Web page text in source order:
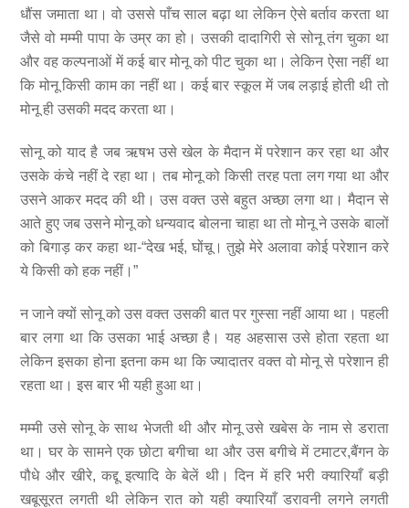
धौंस जमाता था। वो उससे पाँच साल बढ़ा था लेकिन ऐसे बर्ताव करता था
जैसे वो मम्मी पापा के उम्र का हो। उसकी दादागिरी से सोनू तंग चुका था
और वह कल्पनाओं में कई बार मोनू को पीट चुका था। लेकिन ऐसा नहीं था
कि मोनू किसी काम का नहीं था। कई बार स्कूल में जब लड़ाई होती थी तो
मोनू ही उसकी मदद करता था।
सोनू को याद है जब ऋषभ उसे खेल के मैदान में परेशान कर रहा था और
उसके कंचे नहीं दे रहा था। तब मोनू को किसी तरह पता लग गया था और
उसने आकर मदद की थी। उस वक्त उसे बहुत अच्छा लगा था। मैदान से
आते हुए जब उसने मोनू को धन्यवाद बोलना चाहा था तो मोनू ने उसके बालों
को बिगाड़ कर कहा था-“देख भई, घोंचू। तुझे मेरे अलावा कोई परेशान करे
ये किसी को हक नहीं।”
न जाने क्यों सोनू को उस वक्त उसकी बात पर गुस्सा नहीं आया था। पहली
बार लगा था कि उसका भाई अच्छा है। यह अहसास उसे होता रहता था
लेकिन इसका होना इतना कम था कि ज्यादातर वक्त वो मोनू से परेशान ही
रहता था। इस बार भी यही हुआ था।
मम्मी उसे सोनू के साथ भेजती थी और मोनू उसे खबेस के नाम से डराता
था। घर के सामने एक छोटा बगीचा था और उस बगीचे में टमाटर,बैंगन के
पौधे और खीरे, कद्दू इत्यादि के बेलें थी। दिन में हरि भरी क्यारियाँ बड़ी
खबूसूरत लगती थी लेकिन रात को यही क्यारियाँ डरावनी लगने लगती